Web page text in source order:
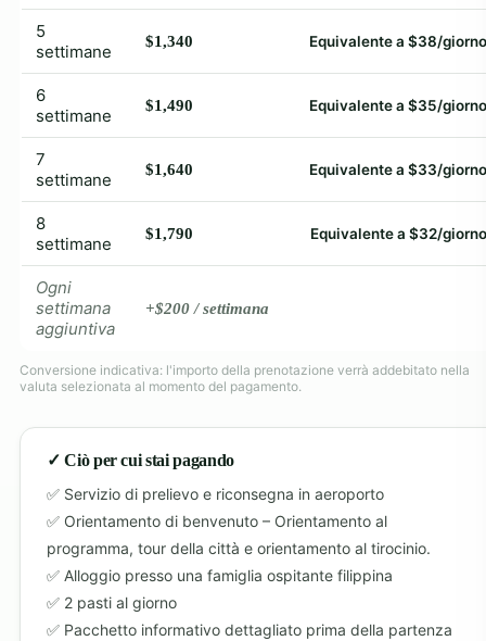
5
settimane
$1,340 Equivalente a $38/giorno
6
settimane
$1,490 Equivalente a $35/giorno
7
settimane
$1,640 Equivalente a $33/giorno
8
settimane
$1,790 Equivalente a $32/giorno
Ogni
settimana
aggiuntiva
+$200 / settimana
Conversione indicativa: l'importo della prenotazione verrà addebitato nella
valuta selezionata al momento del pagamento.
✓ Ciò per cui stai pagando
Servizio di prelievo e riconsegna in aeroporto
Orientamento di benvenuto – Orientamento al
programma, tour della città e orientamento al tirocinio.
Alloggio presso una famiglia ospitante filippina
2 pasti al giorno
Pacchetto informativo dettagliato prima della partenza